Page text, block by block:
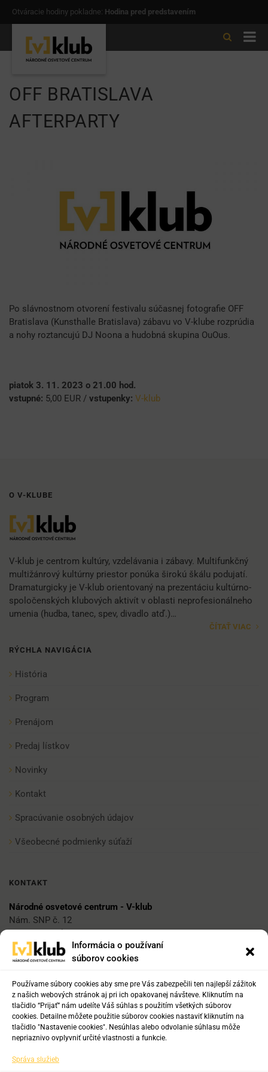
Informácia o používaní
súborov cookies
Používame súbory cookies aby sme pre Vás zabezpečili ten najlepší zážitok
z našich webových stránok aj pri ich opakovanej návšteve. Kliknutím na
tlačidlo “Prijať” nám udelíte Váš súhlas s použitím všetkých súborov
cookies. Detailne môžete použitie súborov cookies nastaviť kliknutím na
tlačidlo "Nastavenie cookies". Nesúhlas alebo odvolanie súhlasu môže
nepriaznivo ovplyvniť určité vlastnosti a funkcie.
Správa služieb
Otváracie hodiny pokladne: Hodina pred predstavením
OFF BRATISLAVA
AFTERPARTY
Po slávnostnom otvorení festivalu súčasnej fotografie OFF
Bratislava (Kunsthalle Bratislava) zábavu vo V-klube rozprúdia
a nohy roztancujú DJ Noona a hudobná skupina OuOus.
piatok 3. 11. 2023 o 21.00 hod.
vstupné: 5,00 EUR / vstupenky: V-klub
O V-KLUBE
V-klub je centrom kultúry, vzdelávania i zábavy. Multifunkčný
multižánrový kultúrny priestor ponúka širokú škálu podujatí.
Dramaturgicky je V-klub orientovaný na prezentáciu kultúrno-
spoločenských klubových aktivít v oblasti neprofesionálneho
umenia (hudba, tanec, spev, divadlo atď.)…
ČÍTAŤ VIAC
RÝCHLA NAVIGÁCIA
História
Program
Prenájom
Predaj lístkov
Novinky
Kontakt
Spracúvanie osobných údajov
Všeobecné podmienky súťaží
KONTAKT
Národné osvetové centrum - V-klub
Nám. SNP č. 12
812 34 Bratislava 1
vklub@nocka.sk
Tel:
+421 2 204 71 217
+421 918 817 141